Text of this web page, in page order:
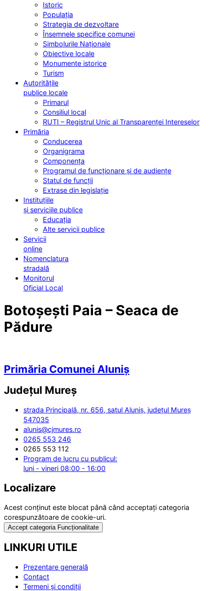
Istoric
Populația
Strategia de dezvoltare
Însemnele specifice comunei
Simbolurile Naționale
Obiective locale
Monumente istorice
Turism
Autoritățile
publice locale
Primarul
Consiliul local
RUTI – Registrul Unic al Transparenței Intereselor
Primăria
Conducerea
Organigrama
Componența
Programul de funcționare și de audiențe
Statul de funcții
Extrase din legislație
Instituțiile
și serviciile publice
Educația
Alte servicii publice
Servicii
online
Nomenclatura
stradală
Monitorul
Oficial Local
Botoșești Paia – Seaca de
Pădure
Primăria Comunei Aluniș
Județul Mureș
strada Principală, nr. 656, satul Aluniș, județul Mureș
547035
alunis@cjmures.ro
0265 553 246
0265 553 112
Program de lucru cu publicul:
luni - vineri 08:00 - 16:00
Localizare
Acest conținut este blocat până când acceptați categoria
corespunzătoare de cookie-uri.
Accept categoria Funcționalitate
LINKURI UTILE
Prezentare generală
Contact
Termeni și condiții